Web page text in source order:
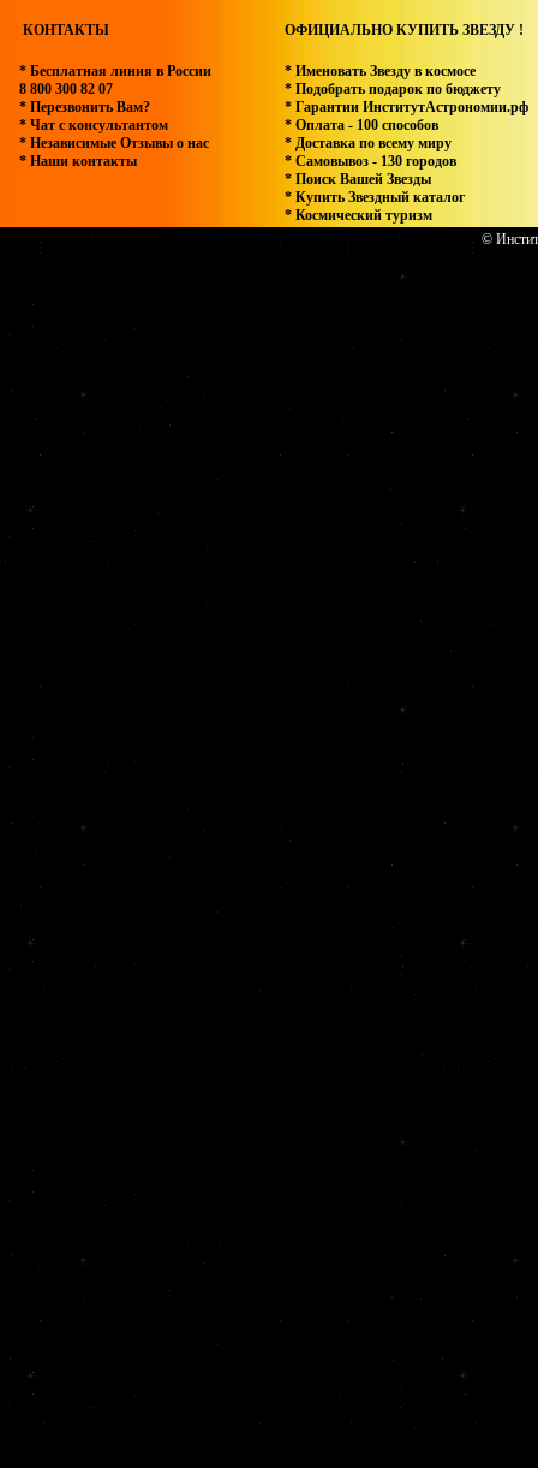
КОНТАКТЫ ОФИЦИАЛЬНО КУПИТЬ ЗВЕЗДУ !
* Бесплатная линия в России
8 800 300 82 07
* Перезвонить Вам?
* Чат с консультантом
* Независимые Отзывы о нас
* Наши контакты
* Именовать Звезду в космосе
* Подобрать подарок по бюджету
* Гарантии ИнститутАстрономии.рф
* Оплата - 100 способов
* Доставка по всему миру
* Самовывоз - 130 городов
* Поиск Вашей Звезды
* Купить Звездный каталог
* Космический туризм
©